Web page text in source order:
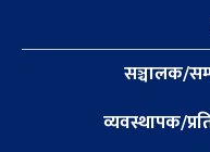
सञ्चालक/
व्यवस्थापक/